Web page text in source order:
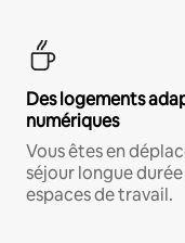
Des logements
numériques
Vous êtes en
séjour longue
espaces de travail.